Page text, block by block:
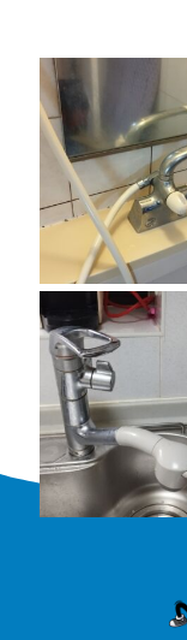
11月 29
11月 22